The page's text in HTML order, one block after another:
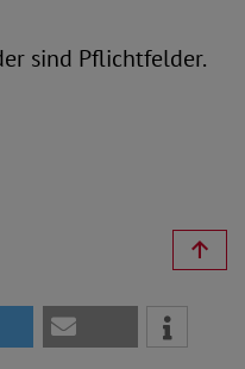
sind Pflichtfelder.